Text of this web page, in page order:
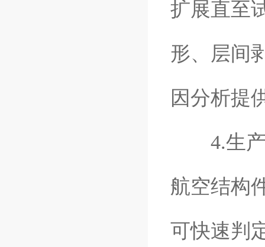
扩展直至
形、层间
因分析提
4.生产
航空结构
可快速判